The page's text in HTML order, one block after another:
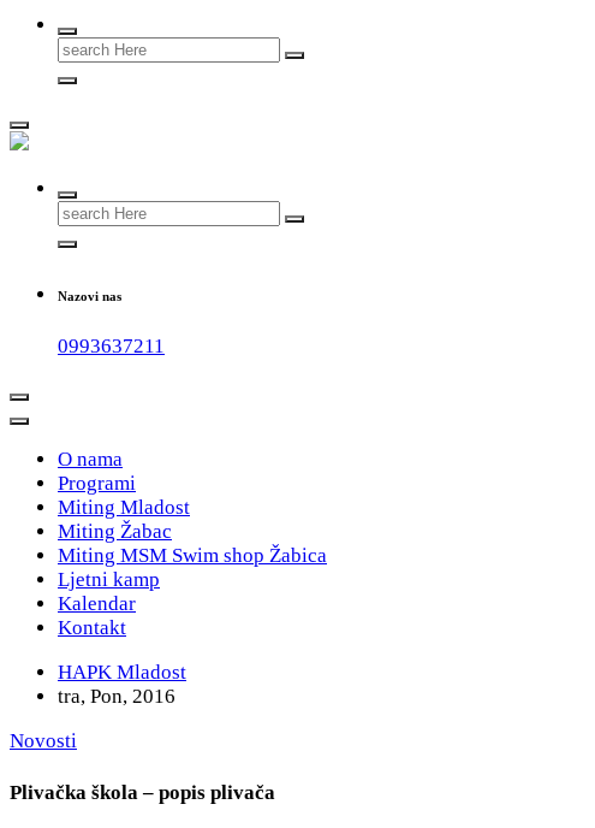
Search
for:
#teammladost
Search
for:
Nazovi nas
0993637211
O nama
Programi
Miting Mladost
Miting Žabac
Miting MSM Swim shop Žabica
Ljetni kamp
Kalendar
Kontakt
HAPK Mladost
tra, Pon, 2016
Novosti
Plivačka škola – popis plivača